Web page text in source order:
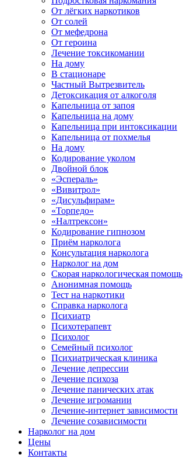
От лёгких наркотиков
От солей
От мефедрона
От героина
Лечение токсикомании
На дому
В стационаре
Частный Вытрезвитель
Детоксикация от алкоголя
Капельница от запоя
Капельница на дому
Капельница при интоксикации
Капельница от похмелья
На дому
Кодирование уколом
Двойной блок
«Эспераль»
«Вивитрол»
«Дисульфирам»
«Торпедо»
«Налтрексон»
Кодирование гипнозом
Приём нарколога
Консультация нарколога
Нарколог на дом
Скорая наркологическая помощь
Анонимная помощь
Тест на наркотики
Справка нарколога
Психиатр
Психотерапевт
Психолог
Семейный психолог
Психиатрическая клиника
Лечение депрессии
Лечение психоза
Лечение панических атак
Лечение игромании
Лечение-интернет зависимости
Лечение созависимости
Нарколог на дом
Цены
Контакты